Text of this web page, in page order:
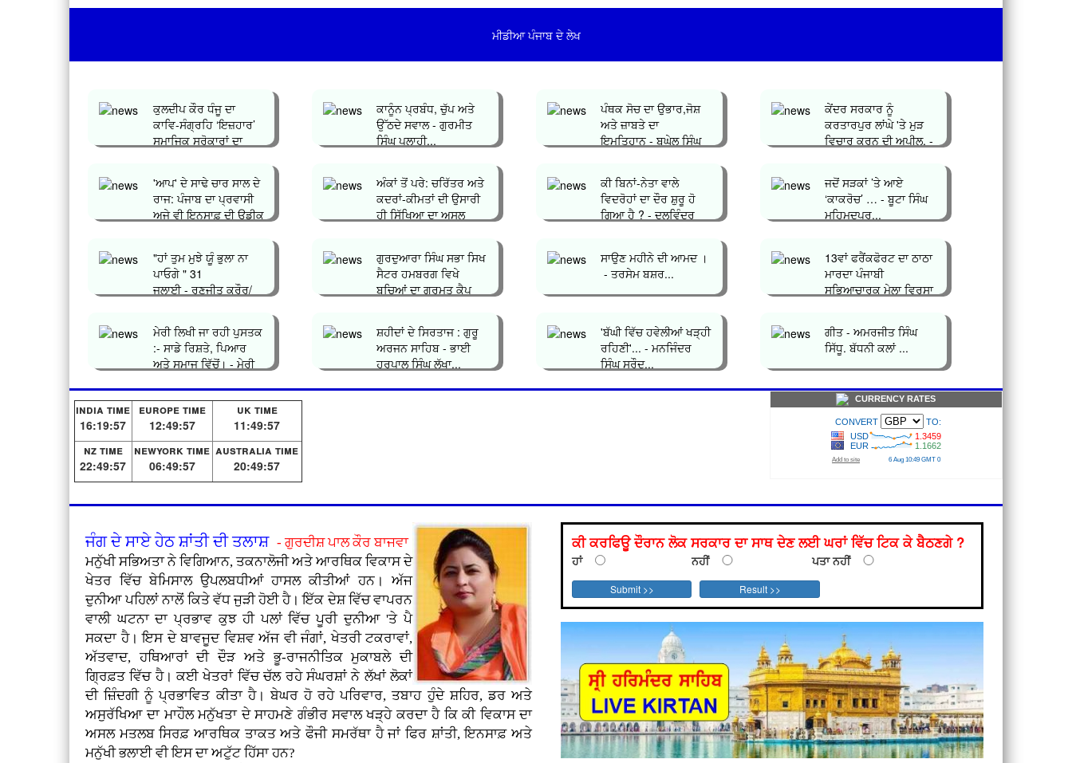
ਮੀਡੀਆ ਪੰਜਾਬ ਦੇ ਲੇਖ
ਕੁਲਦੀਪ ਕੌਰ ਧੰਜੂ ਦਾ
ਕਾਵਿ-ਸੰਗ੍ਰਹਿ ‘ਇਜ਼ਹਾਰ’
ਸਮਾਜਿਕ ਸਰੋਕਾਰਾਂ ਦਾ
ਕਾਨੂੰਨ ਪ੍ਰਬੰਧ, ਚੁੱਪ ਅਤੇ
ਉੱਠਦੇ ਸਵਾਲ - ਗੁਰਮੀਤ
ਸਿੰਘ ਪਲਾਹੀ...
ਪੰਥਕ ਸੋਚ ਦਾ ਉਭਾਰ,ਜੋਸ਼
ਅਤੇ ਜ਼ਾਬਤੇ ਦਾ
ਇਮਤਿਹਾਨ - ਬਘੇਲ ਸਿੰਘ
ਕੇਂਦਰ ਸਰਕਾਰ ਨੂੰ
ਕਰਤਾਰਪੁਰ ਲਾਂਘੇ 'ਤੇ ਮੁੜ
ਵਿਚਾਰ ਕਰਨ ਦੀ ਅਪੀਲ, -
'ਆਪ' ਦੇ ਸਾਢੇ ਚਾਰ ਸਾਲ ਦੇ
ਰਾਜ: ਪੰਜਾਬ ਦਾ ਪ੍ਰਵਾਸੀ
ਅਜੇ ਵੀ ਇਨਸਾਫ਼ ਦੀ ਉਡੀਕ
ਅੰਕਾਂ ਤੋਂ ਪਰੇ: ਚਰਿੱਤਰ ਅਤੇ
ਕਦਰਾਂ-ਕੀਮਤਾਂ ਦੀ ਉਸਾਰੀ
ਹੀ ਸਿੱਖਿਆ ਦਾ ਅਸਲ
ਕੀ ਬਿਨਾਂ-ਨੇਤਾ ਵਾਲੇ
ਵਿਦਰੋਹਾਂ ਦਾ ਦੌਰ ਸ਼ੁਰੂ ਹੋ
ਗਿਆ ਹੈ ? - ਦਲਵਿੰਦਰ
ਜਦੋਂ ਸੜਕਾਂ ’ਤੇ ਆਏ
‘ਕਾਕਰੋਚ’ … - ਬੂਟਾ ਸਿੰਘ
ਮਹਿਮੂਦਪੁਰ...
"ਹਾਂ ਤੁਮ ਮੁਝੇ ਯੂੰ ਭੁਲਾ ਨਾ
ਪਾਓਗੇ " 31
ਜੁਲਾਈ - ਰਣਜੀਤ ਕ੍ਰੌਰ/
ਗੁਰਦੁਆਰਾ ਸਿੰਘ ਸਭਾ ਸਿਖ
ਸੈਟਰ ਹਮਬਰਗ ਵਿਖੇ
ਬਚ‌ਿਆਂ ਦਾ ਗੁਰਮਤ ਕੈਪ
ਸਾਉਣ ਮਹੀਨੇ ਦੀ ਆਮਦ ।
- ਤਰਸੇਮ ਬਸ਼ਰ...
13ਵਾਂ ਫਰੈਂਕਫੋਰਟ ਦਾ ਠਾਠਾ
ਮਾਰਦਾ ਪੰਜਾਬੀ
ਸਭਿਆਚਾਰਕ ਮੇਲਾ ਵਿਰਸਾ
ਮੇਰੀ ਲਿਖੀ ਜਾ ਰਹੀ ਪੁਸਤਕ
:- ਸਾਡੇ ਰਿਸ਼ਤੇ, ਪਿਆਰ
ਅਤੇ ਸਮਾਜ ਵਿੱਚੋਂ। - ਮੇਰੀ
ਸ਼ਹੀਦਾਂ ਦੇ ਸਿਰਤਾਜ : ਗੁਰੂ
ਅਰਜਨ ਸਾਹਿਬ - ਭਾਈ
ਹਰਪਾਲ ਸਿੰਘ ਲੱਖਾ...
'ਬੱਘੀ ਵਿੱਚ ਹਵੇਲੀਆਂ ਖੜ੍ਹੀ
ਰਹਿਣੀ'... - ਮਨਜਿੰਦਰ
ਸਿੰਘ ਸਰੌਦ...
ਗੀਤ - ਅਮਰਜੀਤ ਸਿੰਘ
ਸਿੱਧੂ. ਬੱਧਨੀ ਕਲਾਂ ...
india time
16:19:57
europe time
12:49:57
uk time
11:49:57
nz time
22:49:57
newyork time
06:49:57
australia time
20:49:57
CURRENCY RATES
ਜੰਗ ਦੇ ਸਾਏ ਹੇਠ ਸ਼ਾਂਤੀ ਦੀ ਤਲਾਸ਼ - ਗੁਰਦੀਸ਼ ਪਾਲ ਕੌਰ ਬਾਜਵਾ
ਮਨੁੱਖੀ ਸਭਿਅਤਾ ਨੇ ਵਿਗਿਆਨ, ਤਕਨਾਲੋਜੀ ਅਤੇ ਆਰਥਿਕ ਵਿਕਾਸ ਦੇ
ਖੇਤਰ ਵਿੱਚ ਬੇਮਿਸਾਲ ਉਪਲਬਧੀਆਂ ਹਾਸਲ ਕੀਤੀਆਂ ਹਨ। ਅੱਜ
ਦੁਨੀਆ ਪਹਿਲਾਂ ਨਾਲੋਂ ਕਿਤੇ ਵੱਧ ਜੁੜੀ ਹੋਈ ਹੈ। ਇੱਕ ਦੇਸ਼ ਵਿੱਚ ਵਾਪਰਨ
ਵਾਲੀ ਘਟਨਾ ਦਾ ਪ੍ਰਭਾਵ ਕੁਝ ਹੀ ਪਲਾਂ ਵਿੱਚ ਪੂਰੀ ਦੁਨੀਆ 'ਤੇ ਪੈ
ਸਕਦਾ ਹੈ। ਇਸ ਦੇ ਬਾਵਜੂਦ ਵਿਸ਼ਵ ਅੱਜ ਵੀ ਜੰਗਾਂ, ਖੇਤਰੀ ਟਕਰਾਵਾਂ,
ਅੱਤਵਾਦ, ਹਥਿਆਰਾਂ ਦੀ ਦੌੜ ਅਤੇ ਭੂ-ਰਾਜਨੀਤਿਕ ਮੁਕਾਬਲੇ ਦੀ
ਗ੍ਰਿਫ਼ਤ ਵਿੱਚ ਹੈ। ਕਈ ਖੇਤਰਾਂ ਵਿੱਚ ਚੱਲ ਰਹੇ ਸੰਘਰਸ਼ਾਂ ਨੇ ਲੱਖਾਂ ਲੋਕਾਂ
ਦੀ ਜ਼ਿੰਦਗੀ ਨੂੰ ਪ੍ਰਭਾਵਿਤ ਕੀਤਾ ਹੈ। ਬੇਘਰ ਹੋ ਰਹੇ ਪਰਿਵਾਰ, ਤਬਾਹ ਹੁੰਦੇ ਸ਼ਹਿਰ, ਡਰ ਅਤੇ
ਅਸੁਰੱਖਿਆ ਦਾ ਮਾਹੌਲ ਮਨੁੱਖਤਾ ਦੇ ਸਾਹਮਣੇ ਗੰਭੀਰ ਸਵਾਲ ਖੜ੍ਹੇ ਕਰਦਾ ਹੈ ਕਿ ਕੀ ਵਿਕਾਸ ਦਾ
ਅਸਲ ਮਤਲਬ ਸਿਰਫ਼ ਆਰਥਿਕ ਤਾਕਤ ਅਤੇ ਫੌਜੀ ਸਮਰੱਥਾ ਹੈ ਜਾਂ ਫਿਰ ਸ਼ਾਂਤੀ, ਇਨਸਾਫ਼ ਅਤੇ
ਮਨੁੱਖੀ ਭਲਾਈ ਵੀ ਇਸ ਦਾ ਅਟੁੱਟ ਹਿੱਸਾ ਹਨ?
ਕੀ ਕਰਫਿਊ ਦੌਰਾਨ ਲੋਕ ਸਰਕਾਰ ਦਾ ਸਾਥ ਦੇਣ ਲਈ ਘਰਾਂ ਵਿੱਚ ਟਿਕ ਕੇ ਬੈਠਣਗੇ ?
ਹਾਂ ਨਹੀਂ ਪਤਾ ਨਹੀਂ